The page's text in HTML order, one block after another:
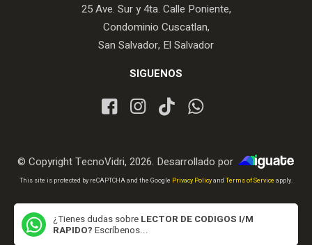
25 Ave. Sur y 4ta. Calle Poniente,
Condominio Cuscatlan,
San Salvador, El Salvador
SIGUENOS
© Copyright TecnoVidri, 2026. Desarrollado por iGuate.com
This site is protected by reCAPTCHA and the Google Privacy Policyand Terms of Service apply.
¿Tienes dudas sobre LECTOR DE CODIGOS I/M
RAPIDO? Escríbenos...